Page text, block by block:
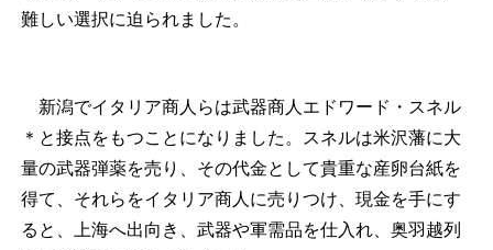
難しい選択に迫られました。
新潟でイタリア商人らは武器商人エドワード・スネル
＊ と接点をもつことになりました。スネルは米沢藩に大
量の武器弾薬を売り、その代金として貴重な産卵台紙を
得て、それらをイタリア商人に売りつけ、現金を手にす
ると、上海へ出向き、武器や軍需品を仕入れ、奥羽越列